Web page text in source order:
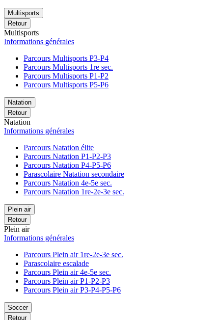
Multisports
Retour
Multisports
Informations générales
Parcours Multisports P3-P4
Parcours Multisports 1re sec.
Parcours Multisports P1-P2
Parcours Multisports P5-P6
Natation
Retour
Natation
Informations générales
Parcours Natation élite
Parcours Natation P1-P2-P3
Parcours Natation P4-P5-P6
Parascolaire Natation secondaire
Parcours Natation 4e-5e sec.
Parcours Natation 1re-2e-3e sec.
Plein air
Retour
Plein air
Informations générales
Parcours Plein air 1re-2e-3e sec.
Parascolaire escalade
Parcours Plein air 4e-5e sec.
Parcours Plein air P1-P2-P3
Parcours Plein air P3-P4-P5-P6
Soccer
Retour